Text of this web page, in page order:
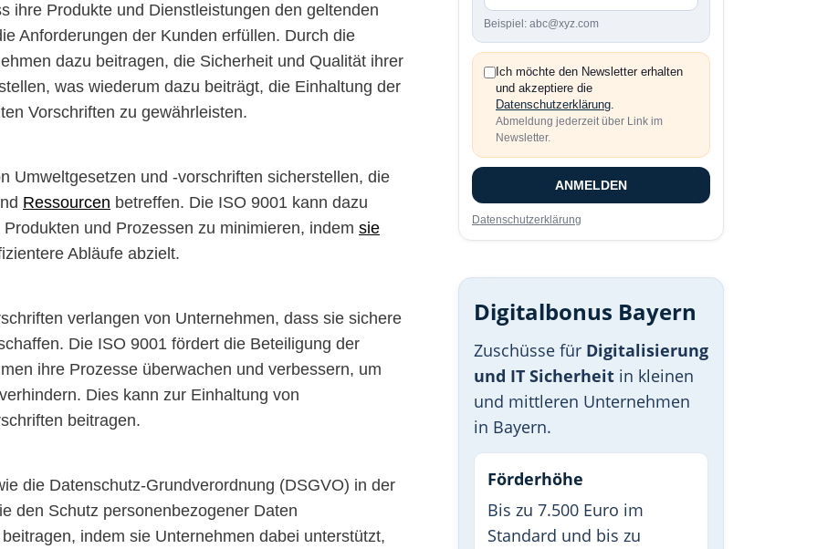
ihre Produkte und Dienstleistungen den geltenden
Anforderungen der Kunden erfüllen. Durch die
dazu beitragen, die Sicherheit und Qualität ihrer
was wiederum dazu beiträgt, die Einhaltung der
Vorschriften zu gewährleisten.
Umweltgesetzen und -vorschriften sicherstellen, die
Ressourcen betreffen. Die ISO 9001 kann dazu
und Prozessen zu minimieren, indem sie
Abläufe abzielt.
verlangen von Unternehmen, dass sie sichere
Die ISO 9001 fördert die Beteiligung der
ihre Prozesse überwachen und verbessern, um
Dies kann zur Einhaltung von
beitragen.
die Datenschutz-Grundverordnung (DSGVO) in der
den Schutz personenbezogener Daten
indem sie Unternehmen dabei unterstützt,
Beispiel: abc@xyz.com
Ich möchte den Newsletter erhalten
und akzeptiere die
Datenschutzerklärung.
Abmeldung jederzeit über Link im
Newsletter.
ANMELDEN
Datenschutzerklärung
Digitalbonus Bayern
Zuschüsse für Digitalisierung
und IT Sicherheit in kleinen
und mittleren Unternehmen
in Bayern.
Förderhöhe
Bis zu 7.500 Euro im
Standard und bis zu